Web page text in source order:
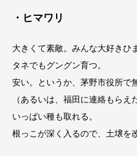
・ヒマワリ
大きくて素敵。みんな大好きひ
タネでもグングン育つ。
安い。というか、茅野市役所で
（あるいは、福田に連絡もらえ
いっぱい種も取れる。
根っこが深く入るので、土壌を